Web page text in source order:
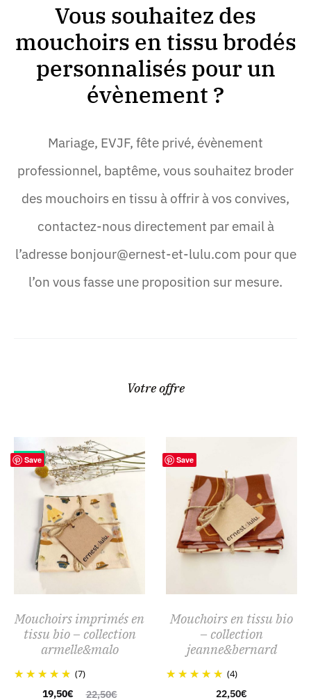
Vous souhaitez des
mouchoirs en tissu brodés
personnalisés pour un
évènement ?
Mariage, EVJF, fête privé, évènement
professionnel, baptême, vous souhaitez broder
des mouchoirs en tissu à offrir à vos convives,
contactez-nous directement par email à
l’adresse bonjour@ernest-et-lulu.com pour que
l’on vous fasse une proposition sur mesure.
Votre offre
Save
13%
Mouchoirs imprimés en
tissu bio – collection
armelle&malo
(7)
22,50€
Le
19,50€
Le
Save
Mouchoirs en tissu bio
– collection
jeanne&bernard
(4)
22,50€